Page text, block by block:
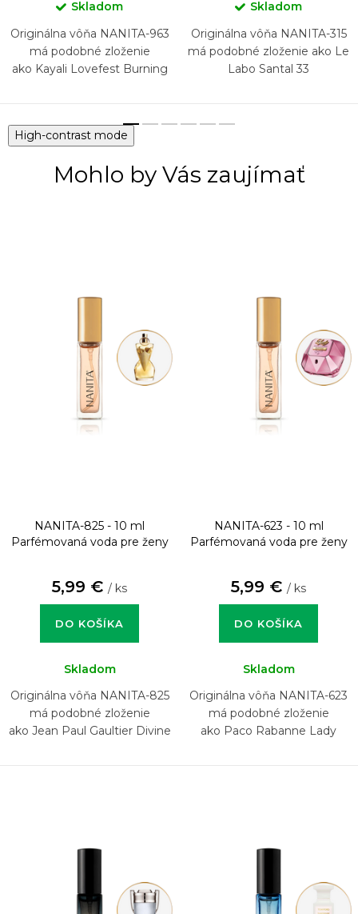
Skladom
Originálna vôňa NANITA-963
má podobné zloženie
ako Kayali Lovefest Burning
Skladom
Originálna vôňa NANITA-315
má podobné zloženie ako Le
Labo Santal 33
High-contrast mode
Mohlo by Vás zaujímať
NANITA-825 - 10 ml
Parfémovaná voda pre ženy
5,99 € / ks
DO KOŠÍKA
Skladom
Originálna vôňa NANITA-825
má podobné zloženie
ako Jean Paul Gaultier Divine
NANITA-623 - 10 ml
Parfémovaná voda pre ženy
5,99 € / ks
DO KOŠÍKA
Skladom
Originálna vôňa NANITA-623
má podobné zloženie
ako Paco Rabanne Lady